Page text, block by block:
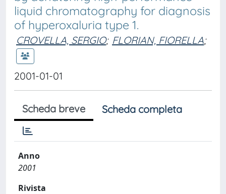
liquid chromatography for diagnosis
of hyperoxaluria type 1.
CROVELLA, SERGIO; FLORIAN, FIORELLA;
2001-01-01
Scheda breve Scheda completa
Anno
2001
Rivista